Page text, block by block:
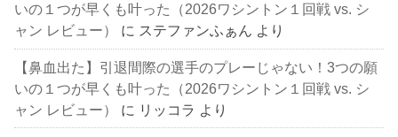
いの１つが早くも叶った（2026ワシントン１回戦 vs. シ
ャン レビュー）
に ステファンふぁん より
【鼻血出た】引退間際の選手のプレーじゃない！3つの願
いの１つが早くも叶った（2026ワシントン１回戦 vs. シ
ャン レビュー）
に リッコラ より